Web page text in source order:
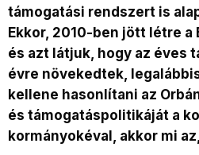
támogatási rendszert is
Ekkor, 2010-ben jött létre a
és azt látjuk, hogy az éves
évre növekedtek,
kellene hasonlítani az
és támogatáspolitikáját a
kormányokéval, akkor mi